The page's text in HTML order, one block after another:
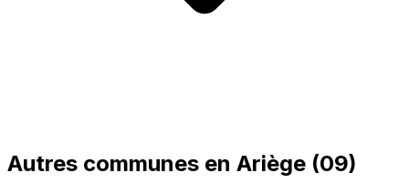
Autres communes en Ariège (09)